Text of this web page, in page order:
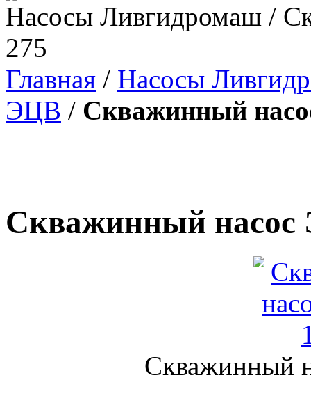
Насосы Ливгидромаш /
275
Главная / Насосы
ЭЦВ / Скважинный
Скважинный насос
Скважинный